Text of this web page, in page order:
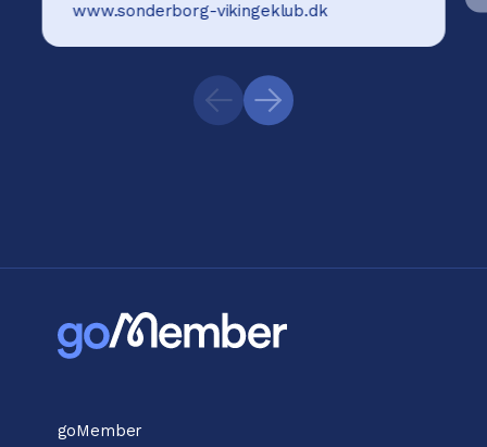
www.sonderborg-vikingeklub.dk
goMember